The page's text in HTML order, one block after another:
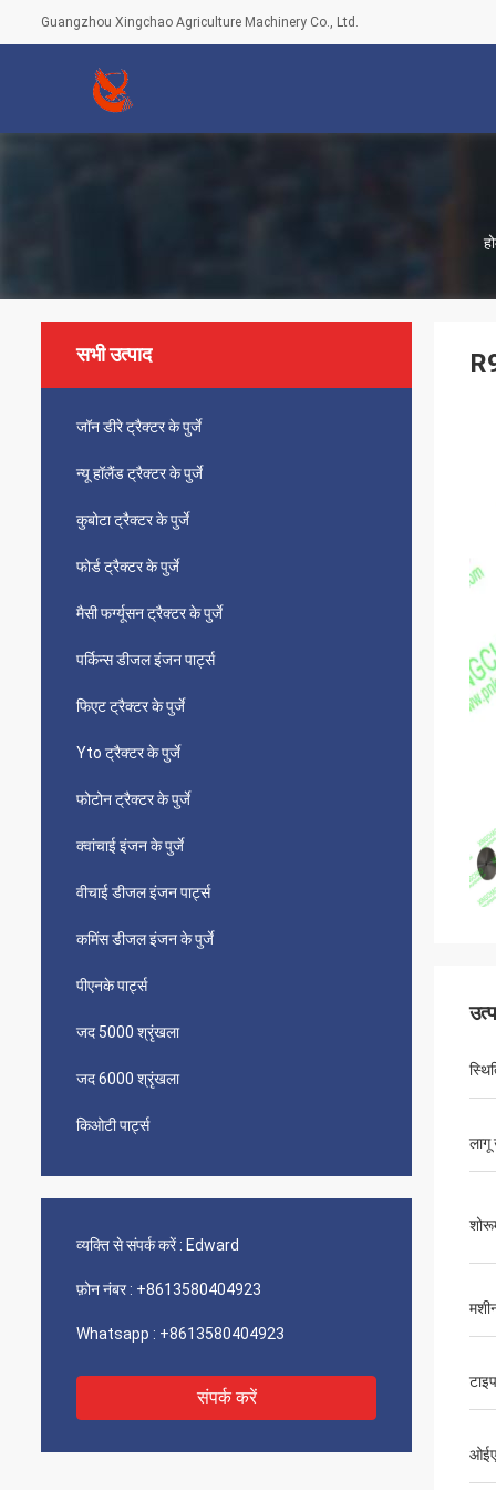
Guangzhou Xingchao Agriculture Machinery Co., Ltd.
सभी उत्पाद
जॉन डीरे ट्रैक्टर के पुर्जे
न्यू हॉलैंड ट्रैक्टर के पुर्जे
कुबोटा ट्रैक्टर के पुर्जे
फोर्ड ट्रैक्टर के पुर्जे
मैसी फर्ग्यूसन ट्रैक्टर के पुर्जे
पर्किन्स डीजल इंजन पार्ट्स
फिएट ट्रैक्टर के पुर्जे
Yto ट्रैक्टर के पुर्जे
फोटोन ट्रैक्टर के पुर्जे
क्वांचाई इंजन के पुर्जे
वीचाई डीजल इंजन पार्ट्स
कमिंस डीजल इंजन के पुर्जे
पीएनके पार्ट्स
जद 5000 श्रृंखला
जद 6000 श्रृंखला
किओटी पार्ट्स
व्यक्ति से संपर्क करें : Edward
फ़ोन नंबर : +8613580404923
Whatsapp : +8613580404923
संपर्क करें
लागू
टाइप